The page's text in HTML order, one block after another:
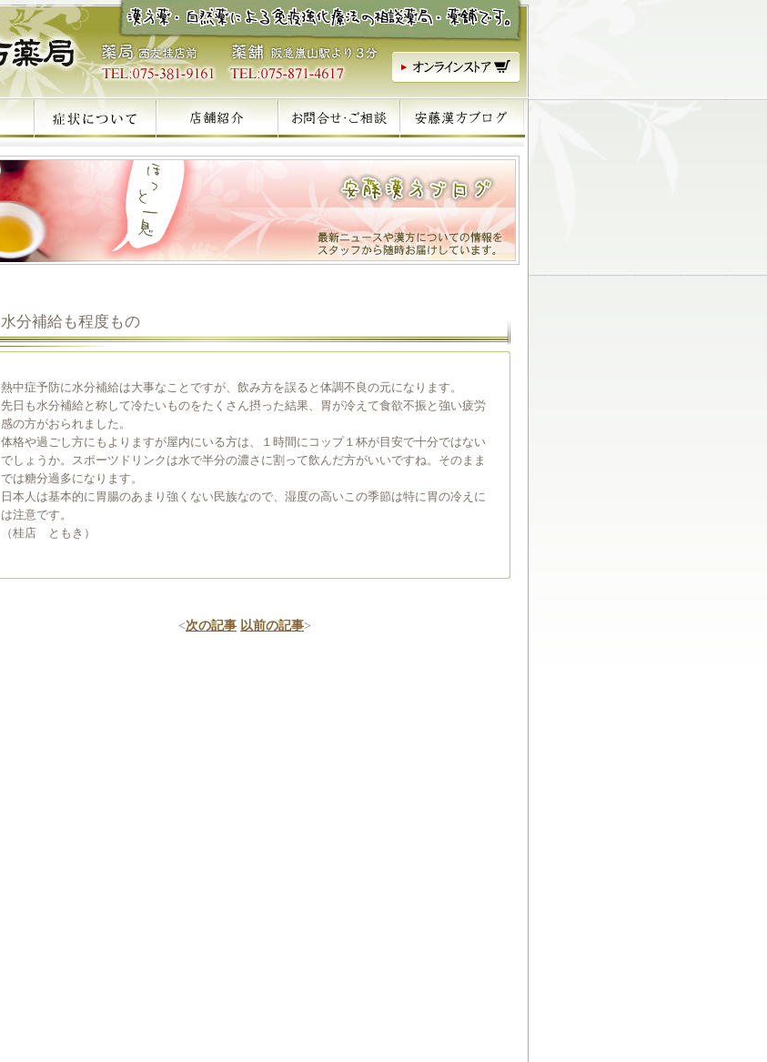
水分補給も程度もの
熱中症予防に水分補給は大事なことですが、飲み方を誤ると体調不良の元になります。
先日も水分補給と称して冷たいものをたくさん摂った結果、胃が冷えて食欲不振と強い疲労
感の方がおられました。
体格や過ごし方にもよりますが屋内にいる方は、１時間にコップ１杯が目安で十分ではない
でしょうか。スポーツドリンクは水で半分の濃さに割って飲んだ方がいいですね。そのまま
では糖分過多になります。
日本人は基本的に胃腸のあまり強くない民族なので、湿度の高いこの季節は特に胃の冷えに
は注意です。
（桂店 ともき）
<次の記事 以前の記事>